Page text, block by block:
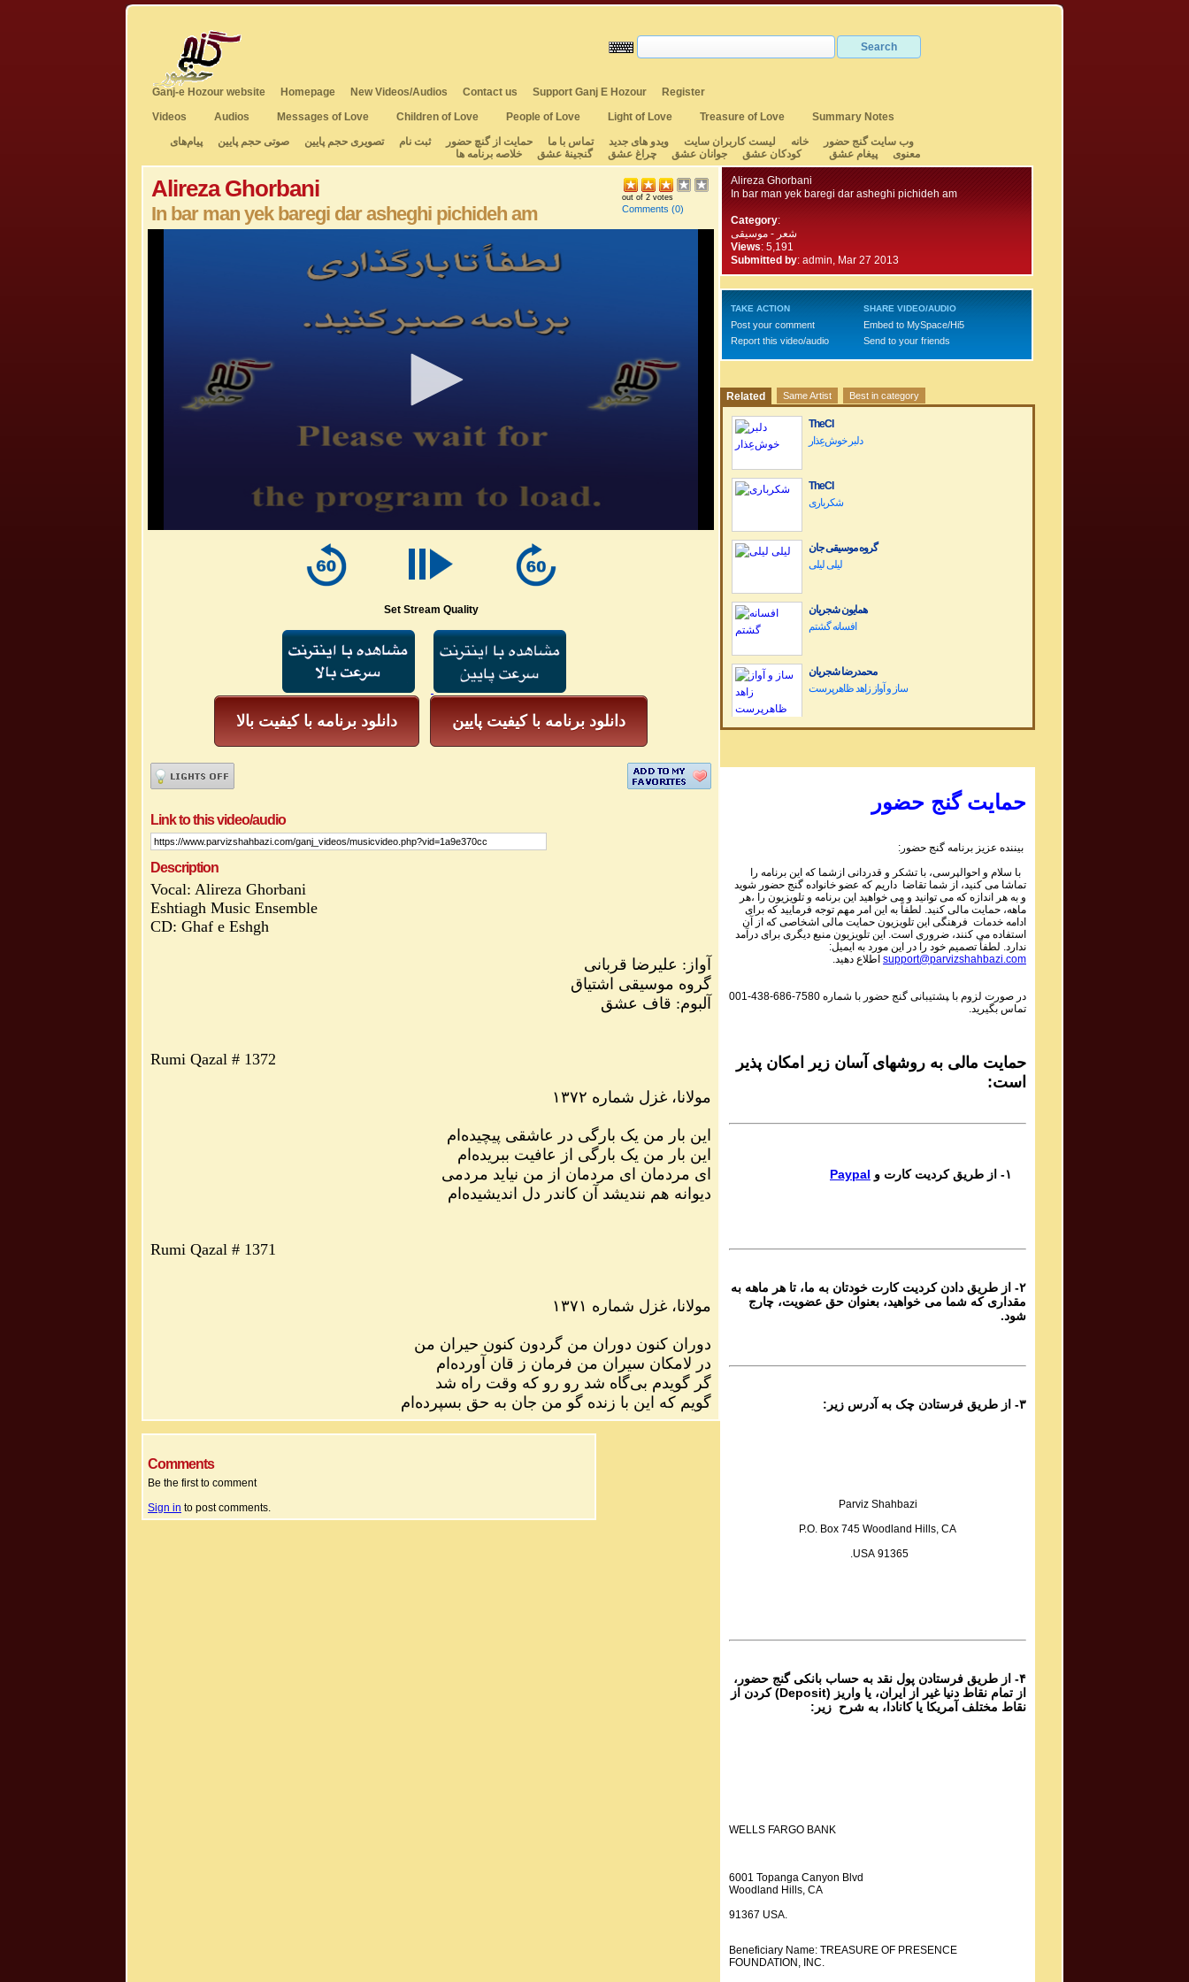
Ganj-e Hozour website Homepage New Videos/Audios Contact us Support Ganj E Hozour
Register
Videos
Audios Messages of Love Children of Love People of Love Light of Love Treasure of Love
Summary Notes
وب سایت گنج حضور
خانه لیست کاربران سایت ویدو های جدید تماس با ما حمایت از گنچ حضور ثبت نام تصویری حجم پایین صوتی حجم پایین
پیام‌های
معنوی
پیغام عشق کودکان عشق جوانان عشق چراغ عشق گنجینهٔ عشق خلاصه برنامه ها
Alireza Ghorbani
In bar man yek baregi dar asheghi pichideh am
out of 2 votes
Comments (0)
Set Stream Quality
دانلود برنامه با کیفیت بالا دانلود برنامه با کیفیت پایین
Link to this video/audio
Description
Vocal: Alireza Ghorbani
Eshtiagh Music Ensemble
CD: Ghaf e Eshgh
آواز: علیرضا قربانی
گروه موسیقی اشتیاق
آلبوم: قاف عشق
Rumi Qazal # 1372
مولانا، غزل شماره ۱۳۷۲
این بار من یک بارگی در عاشقی پیچیده‌ام
این بار من یک بارگی از عافیت ببریده‌ام
ای مردمان ای مردمان از من نیاید مردمی
دیوانه هم نندیشد آن کاندر دل اندیشیده‌ام
Rumi Qazal # 1371
مولانا، غزل شماره ۱۳۷۱
دوران کنون دوران من گردون کنون حیران من
در لامکان سیران من فرمان ز قان آورده‌ام
گر گویدم بی‌گاه شد رو رو که وقت راه شد
گویم که این با زنده گو من جان به حق بسپرده‌ام
Comments
Be the first to comment
Sign in to post comments.
Alireza Ghorbani
In bar man yek baregi dar asheghi pichideh am
Category:
شعر - موسیقی
Views: 5,191
Submitted by: admin, Mar 27 2013
TAKE ACTION
Post your comment
Report this video/audio
SHARE VIDEO/AUDIO
Embed to MySpace/Hi5
Send to your friends
Related Same Artist Best in category
TheCI
دلبر خوش‌عِذار
TheCI
شکرباری
گروه موسیقی جان
لیلی لیلی
همایون شجریان
افسانه گشتم
محمدرضا شجریان
Dariush Band Concert کنسرت گروه داریوش
Sadiq Tarif صدیق تعریف
Shaneh Bar Zolf
Mohsen Daie Nabi محسن دايی نبی
Mastaneh Sho
Dar in Raghs o Dar In Hayo hooy
Baagh e Nazar
Bigharar
Del Ava Ensemble گروه دل آوا
Reng
Atashi Dar Sineh Daram Javedani
Yoones Khanbeigi یونس خان بیگی
Taa Baad Chenin Baada
Rameshgaran
Fazel Jamshidi فاضل جمشیدی
و همایون شجریان
حمایت گنج حضور
بیننده عزیز برنامه گنج حضور:
با سلام و احوالپرسی، با تشکر و قدردانی ازشما که این برنامه را
تماشا می کنید، از شما تقاضا داریم که عضو خانواده گنج حضور شوید
و به هر اندازه که می توانید و می خواهید این برنامه و تلویزیون را ،هر
ماهه، حمایت مالی کنید. لطفاً به این امر مهم توجه فرمایید که برای
ادامه خدمات فرهنگی این تلویزیون حمایت مالی اشخاصی که از آن
استفاده می کنند، ضروری است. این تلویزیون منبع دیگری برای درآمد
ندارد. لطفاً تصمیم خود را در این مورد به ایمیل:
support@parvizshahbazi.com اطلاع دهید.
در صورت لزوم با ‍پشتیبانی گنج حضور با شماره 001-438-686-7580
تماس بگیرید.
حمایت مالی به روشهای آسان زیر امکان پذیر
است:
Paypal
۲- از طریق دادن کردیت کارت خودتان به ما، تا هر ماهه به
مقداری که شما می خواهید، بعنوان حق عضویت، چارج
شود.
۳- از طریق فرستادن چک به آدرس زیر:
Parviz Shahbazi
P.O. Box 745 Woodland Hills, CA
91365 USA.
۴- از طریق فرستادن پول نقد به حساب بانکی گنج حضور،
از تمام نقاط دنیا غیر از ایران، یا واریز (Deposit) کردن از
نقاط مختلف آمریکا یا کانادا، به شرح زیر:
WELLS FARGO BANK
6001 Topanga Canyon Blvd
Woodland Hills, CA
91367 USA.
Beneficiary Name: TREASURE OF PRESENCE
FOUNDATION, INC.